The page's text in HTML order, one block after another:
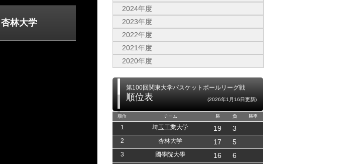
杏林大学
2024年度
2023年度
2022年度
2021年度
2020年度
第100回関東大学バスケットボールリーグ戦
順位表 (2026年1月16日更新)
順位 チーム 勝 負 勝率
1 埼玉工業大学 19 3
2 杏林大学 17 5
3 國學院大學 16 6